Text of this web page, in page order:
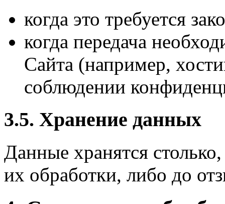
когда это требуется
когда передача
Сайта (например,
соблюдении
3.5. Хранение данных
Данные хранятся
их обработки, либо до